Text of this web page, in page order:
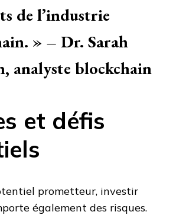
de l’industrie
» – Dr. Sarah
analyste blockchain
et défis
prometteur, investir
également des risques.